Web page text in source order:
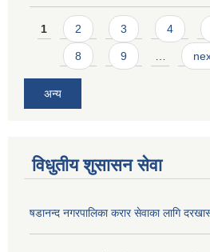
Pages
1 2 3 4
8 9 …
अन्य
विधुतीय शुसासन सेवा
षडानन्द नगरपालिका करार सेवाका लागि